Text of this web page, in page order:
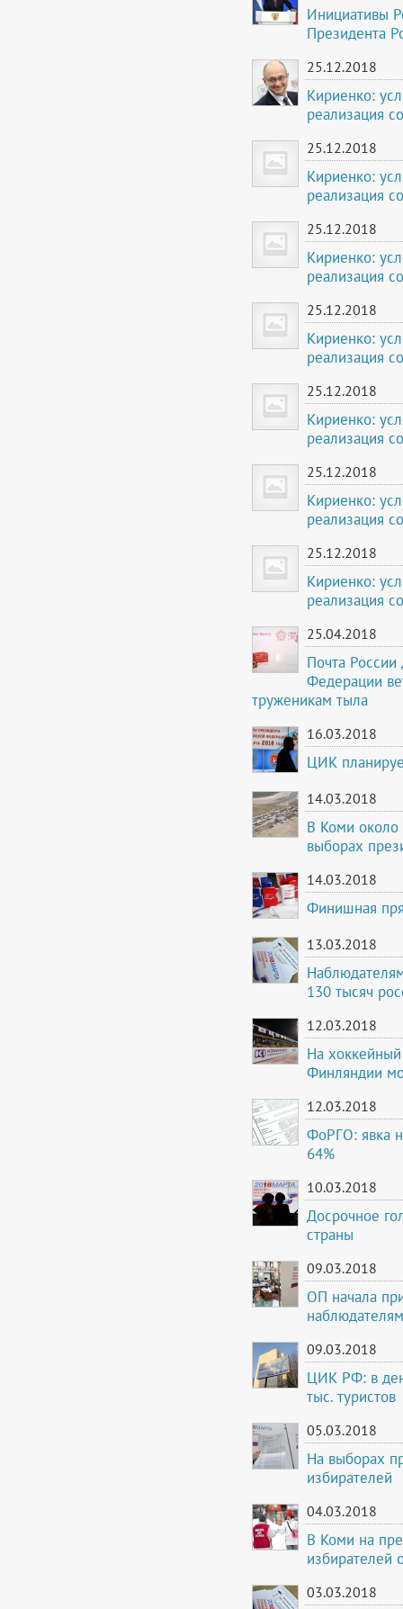
Инициативы
Президента
25.12.2018
Кириенко:
реализация
25.12.2018
Кириенко:
реализация
25.12.2018
Кириенко:
реализация
25.12.2018
Кириенко:
реализация
25.12.2018
Кириенко:
реализация
25.12.2018
Кириенко:
реализация
25.12.2018
Кириенко:
реализация
25.04.2018
Почта России
Федерации
труженикам тыла
16.03.2018
ЦИК
14.03.2018
В Коми около
выборах
14.03.2018
Финишная
13.03.2018
130 тысяч
12.03.2018
На
Финляндии
12.03.2018
ФоРГО: явка
64%
10.03.2018
Досрочное
страны
09.03.2018
ОП начала
09.03.2018
ЦИК РФ: в
тыс. туристов
05.03.2018
На выборах
избирателей
04.03.2018
В Коми на
избирателей
03.03.2018